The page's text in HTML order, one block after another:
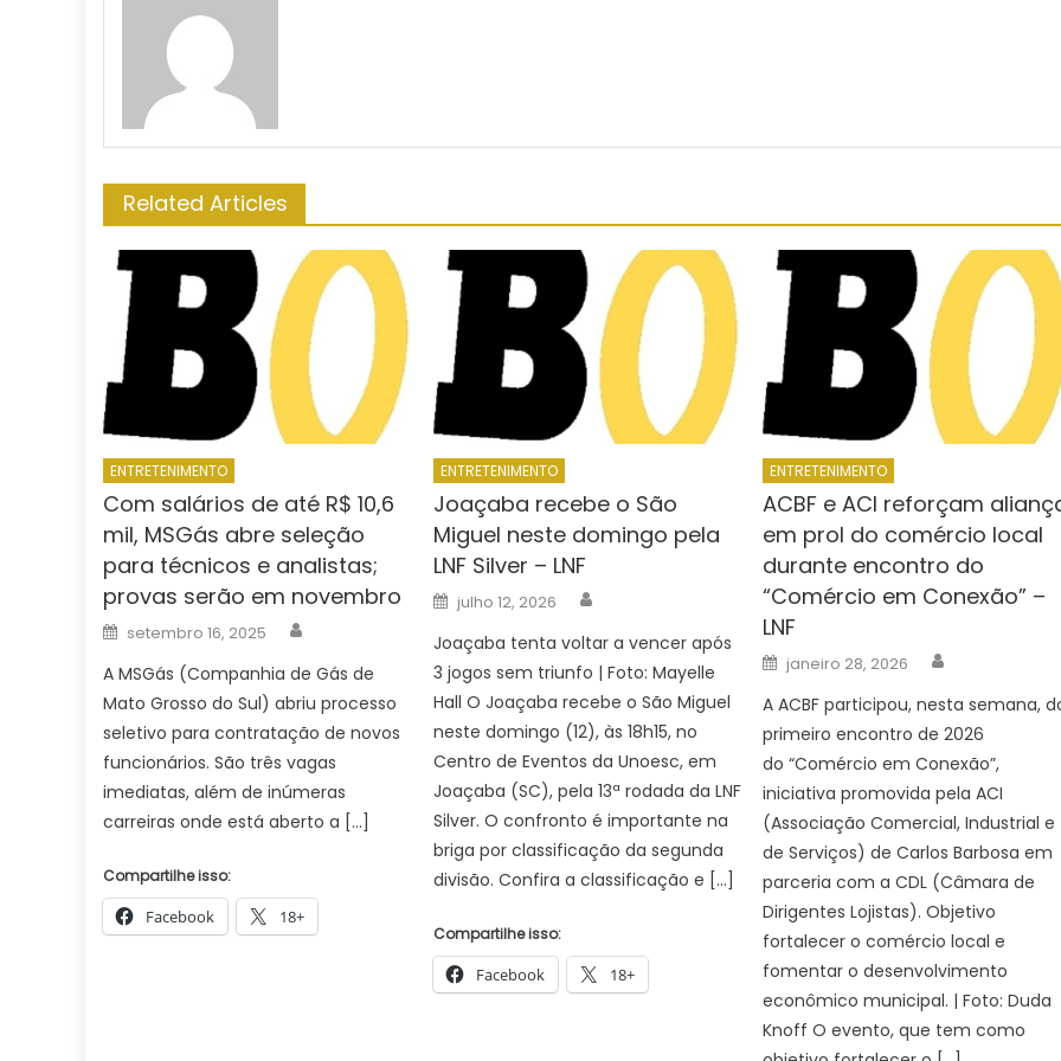
Related Articles
ENTRETENIMENTO
Com salários de até R$ 10,6
mil, MSGás abre seleção
para técnicos e analistas;
provas serão em novembro
Posted
on
setembro 16, 2025
A MSGás (Companhia de Gás de
Mato Grosso do Sul) abriu processo
seletivo para contratação de novos
funcionários. São três vagas
imediatas, além de inúmeras
carreiras onde está aberto a […]
Compartilhe isso:
Facebook 18+
ENTRETENIMENTO
Joaçaba recebe o São
Miguel neste domingo pela
LNF Silver – LNF
Posted
on
julho 12, 2026
Joaçaba tenta voltar a vencer após
3 jogos sem triunfo | Foto: Mayelle
Hall O Joaçaba recebe o São Miguel
neste domingo (12), às 18h15, no
Centro de Eventos da Unoesc, em
Joaçaba (SC), pela 13ª rodada da LNF
Silver. O confronto é importante na
briga por classificação da segunda
divisão. Confira a classificação e […]
Compartilhe isso:
Facebook 18+
ENTRETENIMENTO
ACBF e ACI reforçam
em prol do comércio local
durante encontro do
“Comércio em Conexão” –
LNF
Posted
on
janeiro 28, 2026
A ACBF participou, nesta semana,
primeiro encontro de 2026
do “Comércio em Conexão”,
iniciativa promovida pela ACI
(Associação Comercial, Industrial e
de Serviços) de Carlos Barbosa em
parceria com a CDL (Câmara de
Dirigentes Lojistas). Objetivo
fortalecer o comércio local e
fomentar o desenvolvimento
econômico municipal. | Foto: Duda
Knoff O evento, que tem como